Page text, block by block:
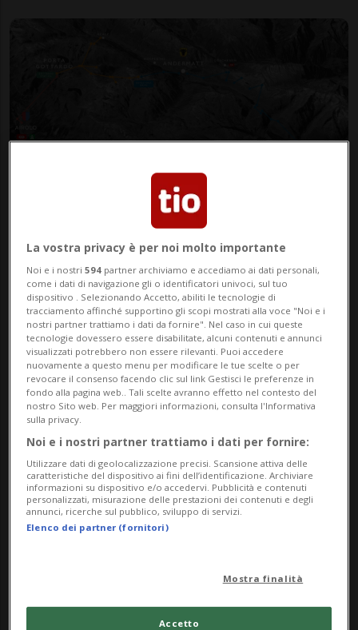
Da Airolo ad Andermatt con la
funivia, al via lo studio di
fattibilità
MELIDE 1 mese
Swiss Diamond Boutique Hotel
degli Affiliate Members di UN
Tourism
La vostra privacy è per noi molto importante
Noi e i nostri594 partner archiviamo e accediamo ai dati personali,
come i dati di navigazione gli o identificatori univoci, sul tuo
dispositivo . Selezionando Accetto, abiliti le tecnologie di
tracciamento affinché supportino gli scopi mostrati alla voce "Noi e i
nostri partner trattiamo i dati da fornire". Nel caso in cui queste
tecnologie dovessero essere disabilitate, alcuni contenuti e annunci
visualizzati potrebbero non essere rilevanti. Puoi accedere
nuovamente a questo menu per modificare le tue scelte o per
revocare il consenso facendo clic sul link Gestisci le preferenze in
fondo alla pagina web.. Tali scelte avranno effetto nel contesto del
nostro Sito web. Per maggiori informazioni, consulta l'Informativa
sulla privacy.
Noi e i nostri partner trattiamo i dati per fornire:
Utilizzare dati di geolocalizzazione precisi. Scansione attiva delle
caratteristiche del dispositivo ai fini dell’identificazione. Archiviare
informazioni su dispositivo e/o accedervi. Pubblicità e contenuti
personalizzati, misurazione delle prestazioni dei contenuti e degli
annunci, ricerche sul pubblico, sviluppo di servizi.
Elenco dei partner (fornitori)
Mostra finalità
Accetto